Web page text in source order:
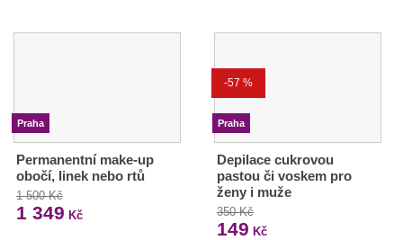
Praha
Permanentní make-up
obočí, linek nebo rtů
1 500 Kč
1 349 Kč
-57 %
Praha
Depilace cukrovou
pastou či voskem pro
ženy i muže
350 Kč
149 Kč